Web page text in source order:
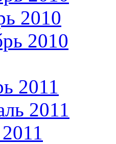
2010
2010
2011
2011